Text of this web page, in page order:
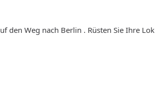
den Weg nach Berlin . Rüsten Sie Ihre Lok